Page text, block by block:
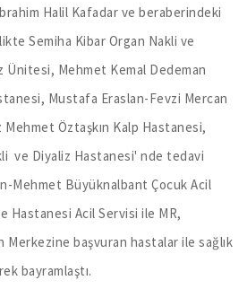
Halil Kafadar ve beraberindeki
Semiha Kibar Organ Nakli ve
Ünitesi, Mehmet Kemal Dedeman
Mustafa Eraslan-Fevzi Mercan
Mehmet Öztaşkın Kalp Hastanesi,
ve Diyaliz Hastanesi' nde tedavi
Mehmet Büyüknalbant Çocuk Acil
Hastanesi Acil Servisi ile MR,
başvuran hastalar ile sağlık
bayramlaştı.